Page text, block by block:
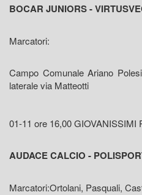
BOCAR JUNIORS -
Marcatori:
Campo Comunale Ariano
laterale via Matteotti
01-11 ore 16,00 GIOVANISSIMI
AUDACE CALCIO -
Marcatori:Ortolani, Pasquali,